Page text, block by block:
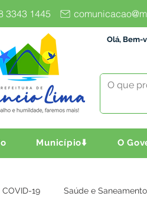
3343 1445
Olá, Bem-
Município⬇️ O
COVID-19 Saúde e Saneamento